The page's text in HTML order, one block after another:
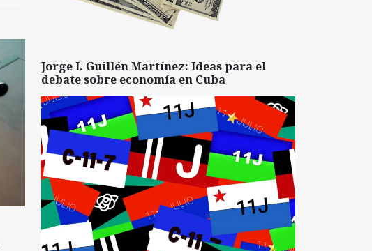
Jorge I. Guillén Martínez: Ideas para el
debate sobre economía en Cuba